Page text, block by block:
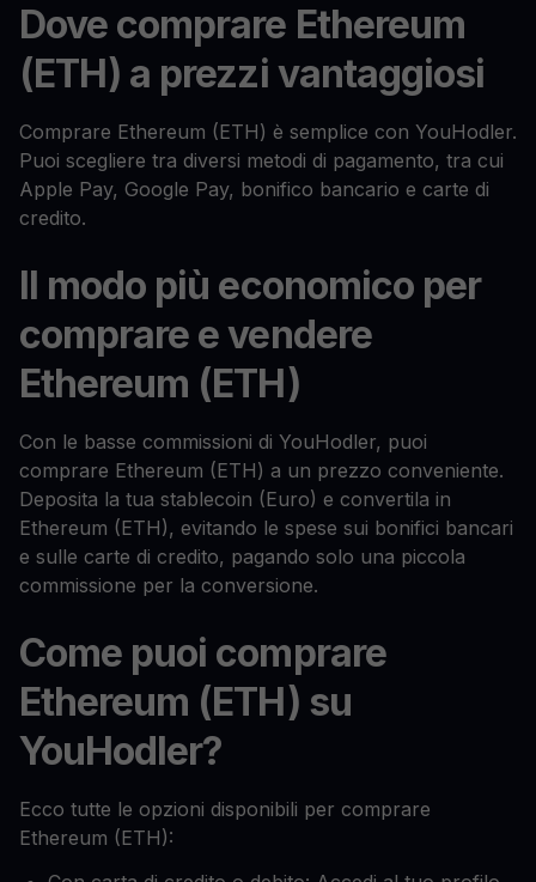
Dove comprare Ethereum
(ETH) a prezzi vantaggiosi
Comprare Ethereum (ETH) è semplice con YouHodler.
Puoi scegliere tra diversi metodi di pagamento, tra cui
Apple Pay, Google Pay, bonifico bancario e carte di
credito.
Il modo più economico per
comprare e vendere
Ethereum (ETH)
Con le basse commissioni di YouHodler, puoi
comprare Ethereum (ETH) a un prezzo conveniente.
Deposita la tua stablecoin (Euro) e convertila in
Ethereum (ETH), evitando le spese sui bonifici bancari
e sulle carte di credito, pagando solo una piccola
commissione per la conversione.
Come puoi comprare
Ethereum (ETH) su
YouHodler?
Ecco tutte le opzioni disponibili per comprare
Ethereum (ETH):